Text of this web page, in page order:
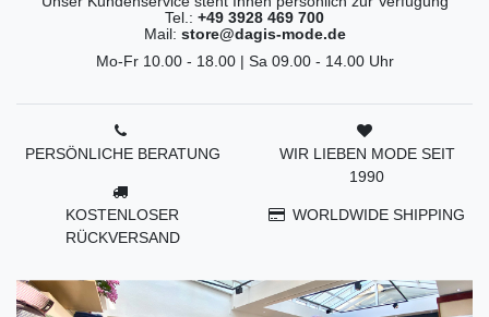
Tel.: +49 3928 469 700
Mail: store@dagis-mode.de
Mo-Fr 10.00 - 18.00 | Sa 09.00 - 14.00 Uhr
PERSÖNLICHE BERATUNG
KOSTENLOSER
RÜCKVERSAND
WIR LIEBEN MODE SEIT
1990
WORLDWIDE SHIPPING